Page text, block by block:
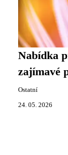
Nabídka
zajímavé
Ostatní
24. 05. 2026